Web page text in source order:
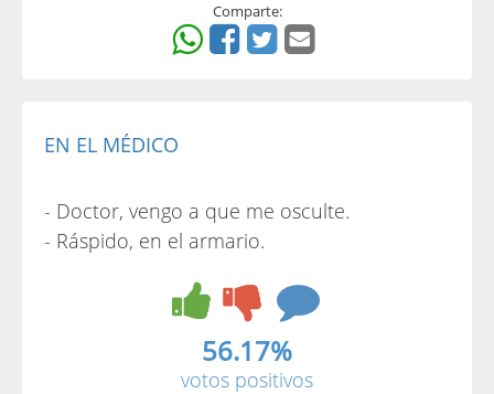
Comparte:
EN EL MÉDICO
- Doctor, vengo a que me osculte.
- Ráspido, en el armario.
56.17%
votos positivos